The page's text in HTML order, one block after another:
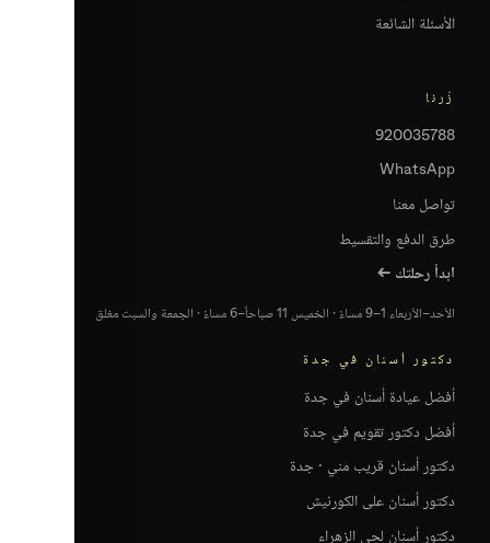
الأسئلة الشائعة
زُرنا
920035788
WhatsApp
تواصل معنا
طرق الدفع والتقسيط
ابدأ رحلتك ←
الأحد–الأربعاء 1–9 مساءً · الخميس 11 صباحاً–6 مساءً · الجمعة والسبت مغلق
دكتور أسنان في جدة
أفضل عيادة أسنان في جدة
أفضل دكتور تقويم في جدة
دكتور أسنان قريب مني · جدة
دكتور أسنان على الكورنيش
دكتور أسنان لحي الزهراء